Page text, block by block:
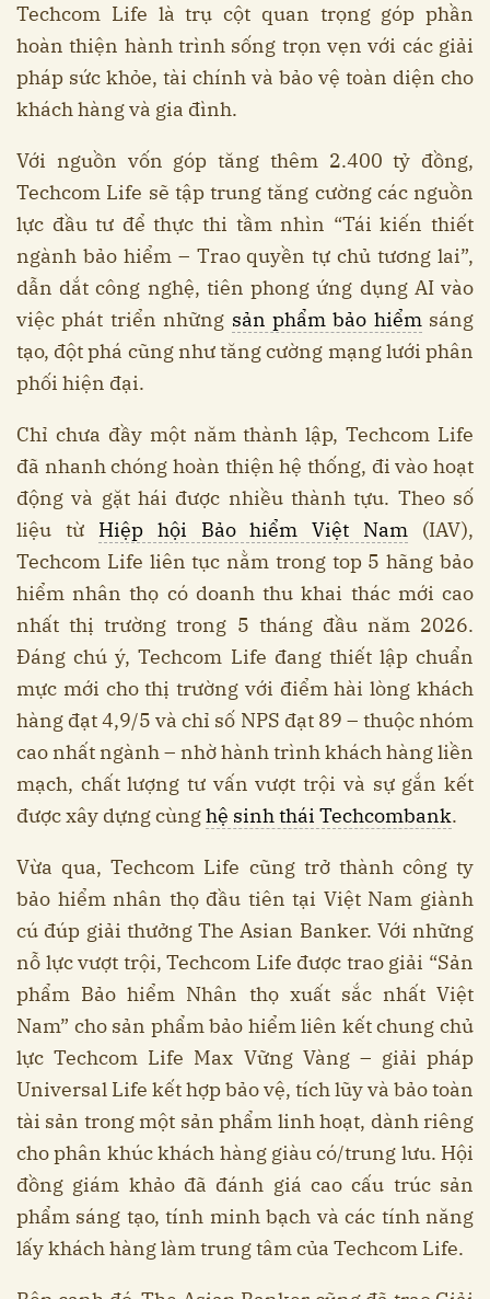
Techcom Life là trụ cột quan trọng góp phần
hoàn thiện hành trình sống trọn vẹn với các giải
pháp sức khỏe, tài chính và bảo vệ toàn diện cho
khách hàng và gia đình.
Với nguồn vốn góp tăng thêm 2.400 tỷ đồng,
Techcom Life sẽ tập trung tăng cường các nguồn
lực đầu tư để thực thi tầm nhìn “Tái kiến thiết
ngành bảo hiểm – Trao quyền tự chủ tương lai”,
dẫn dắt công nghệ, tiên phong ứng dụng AI vào
việc phát triển những sản phẩm bảo hiểmsáng
tạo, đột phá cũng như tăng cường mạng lưới phân
phối hiện đại.
Chỉ chưa đầy một năm thành lập, Techcom Life
đã nhanh chóng hoàn thiện hệ thống, đi vào hoạt
động và gặt hái được nhiều thành tựu. Theo số
liệu từ Hiệp hội Bảo hiểm Việt Nam (IAV),
Techcom Life liên tục nằm trong top 5 hãng bảo
hiểm nhân thọ có doanh thu khai thác mới cao
nhất thị trường trong 5 tháng đầu năm 2026.
Đáng chú ý, Techcom Life đang thiết lập chuẩn
mực mới cho thị trường với điểm hài lòng khách
hàng đạt 4,9/5 và chỉ số NPS đạt 89 – thuộc nhóm
cao nhất ngành – nhờ hành trình khách hàng liền
mạch, chất lượng tư vấn vượt trội và sự gắn kết
được xây dựng cùnghệ sinh thái Techcombank.
Vừa qua, Techcom Life cũng trở thành công ty
bảo hiểm nhân thọ đầu tiên tại Việt Nam giành
cú đúp giải thưởng The Asian Banker. Với những
nỗ lực vượt trội, Techcom Life được trao giải “Sản
phẩm Bảo hiểm Nhân thọ xuất sắc nhất Việt
Nam” cho sản phẩm bảo hiểm liên kết chung chủ
lực Techcom Life Max Vững Vàng – giải pháp
Universal Life kết hợp bảo vệ, tích lũy và bảo toàn
tài sản trong một sản phẩm linh hoạt, dành riêng
cho phân khúc khách hàng giàu có/trung lưu. Hội
đồng giám khảo đã đánh giá cao cấu trúc sản
phẩm sáng tạo, tính minh bạch và các tính năng
lấy khách hàng làm trung tâm của Techcom Life.